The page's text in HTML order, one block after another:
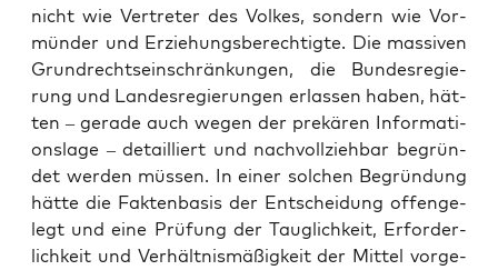
nicht wie Ver­tre­ter des Vol­kes, son­dern wie Vor­
mün­der und Erzie­hungs­be­rech­tig­te. Die mas­si­ven
Grund­rechts­ein­schrän­kun­gen, die Bun­des­re­gie­
rung und Lan­des­re­gie­run­gen erlas­sen haben, hät­
ten – gera­de auch wegen der pre­kä­ren Infor­ma­ti­
ons­la­ge – detail­liert und nach­voll­zieh­bar begrün­
det wer­den müs­sen. In einer sol­chen Begrün­dung
hät­te die Fak­ten­ba­sis der Ent­schei­dung offen­ge­
legt und eine Prü­fung der Taug­lich­keit, Erfor­der­
lich­keit und Ver­hält­nis­mä­ßig­keit der Mit­tel vor­ge­